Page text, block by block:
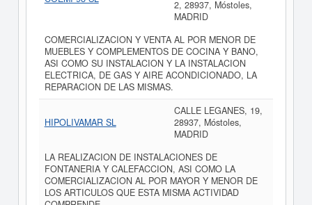
2, 28937, Móstoles,
MADRID
COMERCIALIZACION Y VENTA AL POR MENOR DE
MUEBLES Y COMPLEMENTOS DE COCINA Y BANO,
ASI COMO SU INSTALACION Y LA INSTALACION
ELECTRICA, DE GAS Y AIRE ACONDICIONADO, LA
REPARACION DE LAS MISMAS.
HIPOLIVAMAR SL
CALLE LEGANES, 19,
28937, Móstoles,
MADRID
LA REALIZACION DE INSTALACIONES DE
FONTANERIA Y CALEFACCION, ASI COMO LA
COMERCIALIZACION AL POR MAYOR Y MENOR DE
LOS ARTICULOS QUE ESTA MISMA ACTIVIDAD